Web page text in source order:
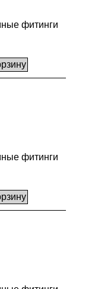
фитинги
фитинги